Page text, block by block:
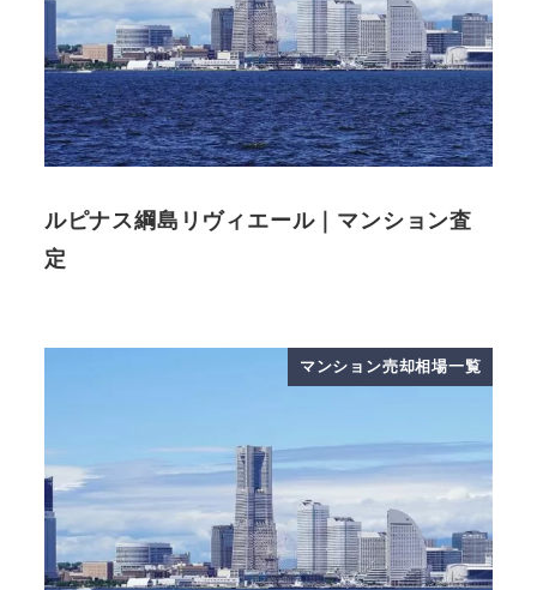
ルピナス綱島リヴィエール｜マンション査
定
マンション売却相場一覧